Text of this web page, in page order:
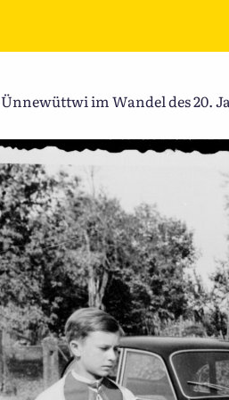
Ünnewüttwi im Wandel des 20.